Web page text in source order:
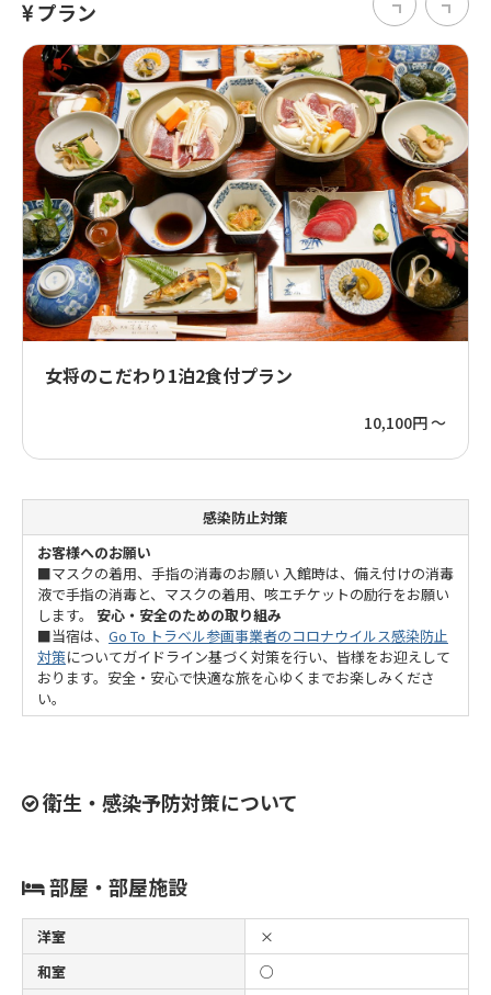
プラン
女将のこだわり1泊2食付プラン
10,100円 ～
感染防止対策
お客様へのお願い
■マスクの着用、手指の消毒のお願い 入館時は、備え付けの消毒
液で手指の消毒と、マスクの着用、咳エチケットの励行をお願い
します。
安心・安全のための取り組み
■当宿は、 Go To トラベル参画事業者のコロナウイルス感染防止
対策についてガイドライン基づく対策を行い、皆様をお迎えして
おります。安全・安心で快適な旅を心ゆくまでお楽しみくださ
い。
衛生・感染予防対策について
部屋・部屋施設
洋室
×
和室
○